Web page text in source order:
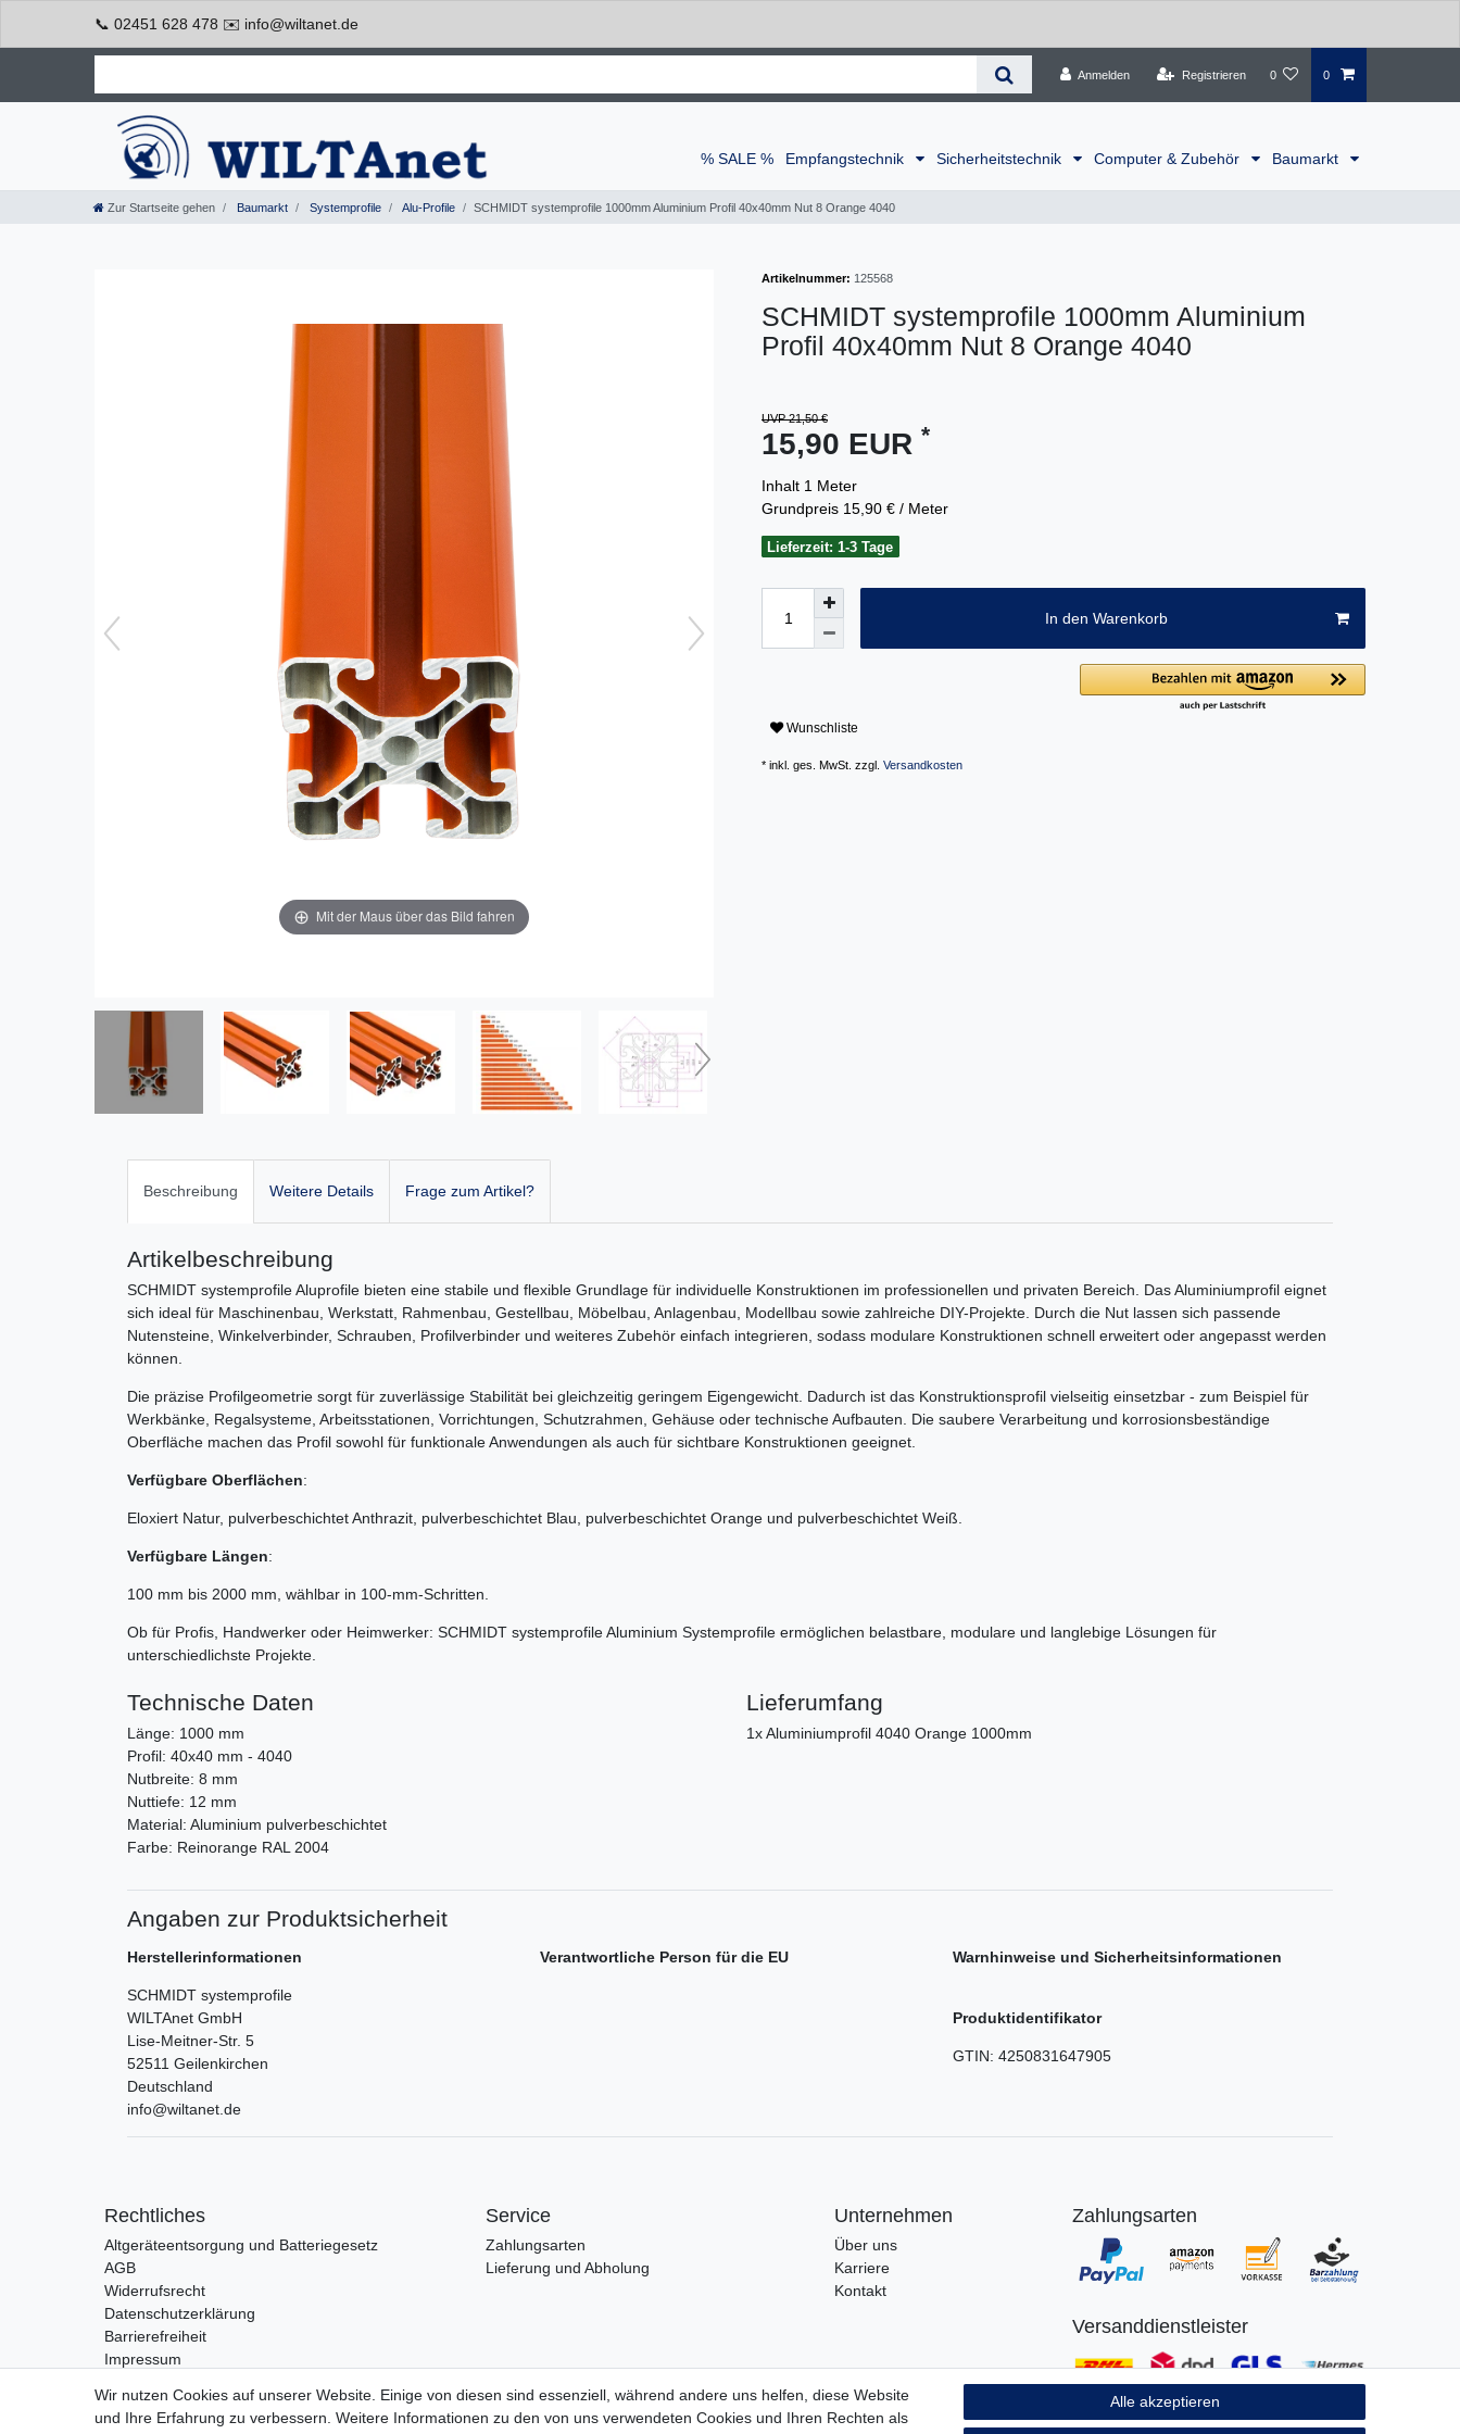
📞 02451 628 478 ✉️ info@wiltanet.de
Anmelden Registrieren 0 0
% SALE % Empfangstechnik Sicherheitstechnik Computer & Zubehör Baumarkt
Zur Startseite gehen Baumarkt Systemprofile Alu-Profile SCHMIDT systemprofile 1000mm Aluminium Profil 40x40mm Nut 8 Orange 4040
Mit der Maus über das Bild fahren
Artikelnummer: 125568
SCHMIDT systemprofile 1000mm Aluminium
Profil 40x40mm Nut 8 Orange 4040
UVP 21,50 €
15,90 EUR *
Inhalt 1 Meter
Grundpreis 15,90 € / Meter
Lieferzeit: 1-3 Tage
In den Warenkorb
Wunschliste
* inkl. ges. MwSt. zzgl. Versandkosten
Beschreibung Weitere Details Frage zum Artikel?
Artikelbeschreibung
SCHMIDT systemprofile Aluprofile bieten eine stabile und flexible Grundlage für individuelle Konstruktionen im professionellen und privaten Bereich. Das Aluminiumprofil eignet
sich ideal für Maschinenbau, Werkstatt, Rahmenbau, Gestellbau, Möbelbau, Anlagenbau, Modellbau sowie zahlreiche DIY-Projekte. Durch die Nut lassen sich passende
Nutensteine, Winkelverbinder, Schrauben, Profilverbinder und weiteres Zubehör einfach integrieren, sodass modulare Konstruktionen schnell erweitert oder angepasst werden
können.
Die präzise Profilgeometrie sorgt für zuverlässige Stabilität bei gleichzeitig geringem Eigengewicht. Dadurch ist das Konstruktionsprofil vielseitig einsetzbar - zum Beispiel für
Werkbänke, Regalsysteme, Arbeitsstationen, Vorrichtungen, Schutzrahmen, Gehäuse oder technische Aufbauten. Die saubere Verarbeitung und korrosionsbeständige
Oberfläche machen das Profil sowohl für funktionale Anwendungen als auch für sichtbare Konstruktionen geeignet.
Verfügbare Oberflächen:
Eloxiert Natur, pulverbeschichtet Anthrazit, pulverbeschichtet Blau, pulverbeschichtet Orange und pulverbeschichtet Weiß.
Verfügbare Längen:
100 mm bis 2000 mm, wählbar in 100-mm-Schritten.
Ob für Profis, Handwerker oder Heimwerker: SCHMIDT systemprofile Aluminium Systemprofile ermöglichen belastbare, modulare und langlebige Lösungen für
unterschiedlichste Projekte.
Technische Daten
Länge: 1000 mm
Profil: 40x40 mm - 4040
Nutbreite: 8 mm
Nuttiefe: 12 mm
Material: Aluminium pulverbeschichtet
Farbe: Reinorange RAL 2004
Lieferumfang
1x Aluminiumprofil 4040 Orange 1000mm
Angaben zur Produktsicherheit
Herstellerinformationen
SCHMIDT systemprofile
WILTAnet GmbH
Lise-Meitner-Str. 5
52511 Geilenkirchen
Deutschland
info@wiltanet.de
Verantwortliche Person für die EU Warnhinweise und Sicherheitsinformationen
Produktidentifikator
GTIN: 4250831647905
Rechtliches
Altgeräteentsorgung und Batteriegesetz
AGB
Widerrufsrecht
Datenschutzerklärung
Barrierefreiheit
Impressum
Service
Zahlungsarten
Lieferung und Abholung
Unternehmen
Über uns
Karriere
Kontakt
Zahlungsarten
Versanddienstleister
Vertrag widerrufen
Wir nutzen Cookies auf unserer Website. Einige von diesen sind essenziell, während andere uns helfen, diese Website
und Ihre Erfahrung zu verbessern. Weitere Informationen zu den von uns verwendeten Cookies und Ihren Rechten als
Alle akzeptieren